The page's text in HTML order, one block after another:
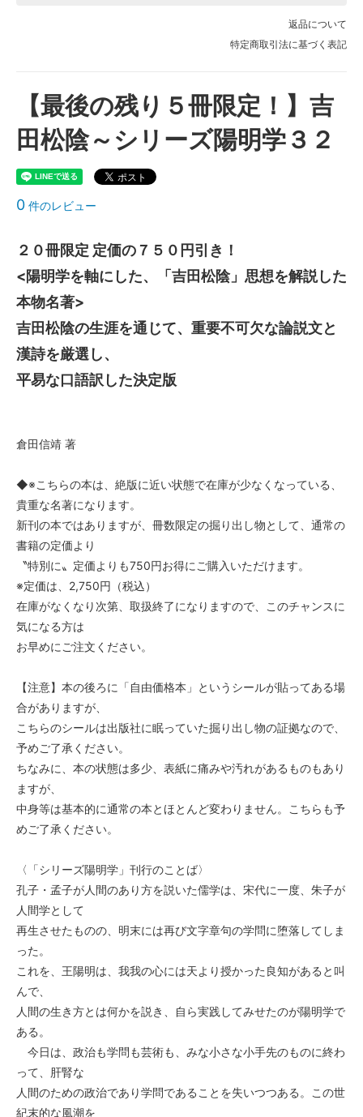
返品について
特定商取引法に基づく表記
【最後の残り５冊限定！】吉
田松陰～シリーズ陽明学３２
0 件のレビュー
２０冊限定 定価の７５０円引き！
<陽明学を軸にした、「吉田松陰」思想を解説した
本物名著>
吉田松陰の生涯を通じて、重要不可欠な論説文と
漢詩を厳選し、
平易な口語訳した決定版
倉田信靖 著
◆※こちらの本は、絶版に近い状態で在庫が少なくなっている、
貴重な名著になります。
新刊の本ではありますが、冊数限定の掘り出し物として、通常の
書籍の定価より
〝特別に〟定価よりも750円お得にご購入いただけます。
※定価は、2,750円（税込）
在庫がなくなり次第、取扱終了になりますので、このチャンスに
気になる方は
お早めにご注文ください。
【注意】本の後ろに「自由価格本」というシールが貼ってある場
合がありますが、
こちらのシールは出版社に眠っていた掘り出し物の証拠なので、
予めご了承ください。
ちなみに、本の状態は多少、表紙に痛みや汚れがあるものもあり
ますが、
中身等は基本的に通常の本とほとんど変わりません。こちらも予
めご了承ください。
〈「シリーズ陽明学」刊行のことば〉
孔子・孟子が人間のあり方を説いた儒学は、宋代に一度、朱子が
人間学として
再生させたものの、明末には再び文字章句の学問に堕落してしま
った。
これを、王陽明は、我我の心には天より授かった良知があると叫
んで、
人間の生き方とは何かを説き、自ら実践してみせたのが陽明学で
ある。
今日は、政治も学問も芸術も、みな小さな小手先のものに終わ
って、肝腎な
人間のための政治であり学問であることを失いつつある。この世
紀末的な風潮を